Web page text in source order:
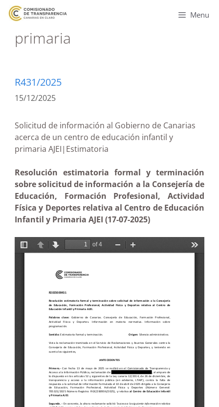
Menu
primaria
R431/2025
15/12/2025
Solicitud de información al Gobierno de Canarias
acerca de un centro de educación infantil y
primaria AJEI|Estimatoria
Resolución estimatoria formal y terminación
sobre solicitud de información a la Consejería de
Educación, Formación Profesional, Actividad
Física y Deportes relativa al Centro de Educación
Infantil y Primaria AJEI (17-07-2025)